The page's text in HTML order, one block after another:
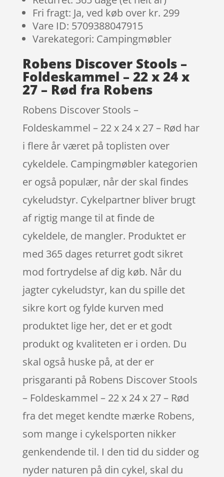
Fri fragt: Ja, ved køb over kr. 299
Vare ID: 5709388047915
Varekategori: Campingmøbler
Robens Discover Stools –
Foldeskammel – 22 x 24 x
27 – Rød fra Robens
Robens Discover Stools –
Foldeskammel – 22 x 24 x 27 – Rød har
i flere år været på toplisten over
cykeldele. Campingmøbler kategorien
er også populær, når der skal findes
cykeludstyr. Cykelpartner bliver brugt
af rigtig mange til at finde de
cykeldele, de mangler. Produktet er
med 365 dages returret godt sikret
mod fortrydelse af dig køb. Når du
jagter cykeludstyr, kan du spille det
sikre kort og fylde kurven med
produktet lige her, det er et godt
produkt og kvaliteten er i orden. Du
skal også huske på, at der er
prisgaranti på Robens Discover Stools
– Foldeskammel – 22 x 24 x 27 – Rød
fra det meget kendte mærke Robens,
som mange i cykelsporten nikker
genkendende til. I den tid du sidder og
nyder naturen på din cykel, skal du